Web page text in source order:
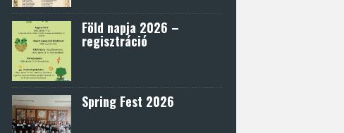
Föld napja 2026 –
regisztráció
Spring Fest 2026